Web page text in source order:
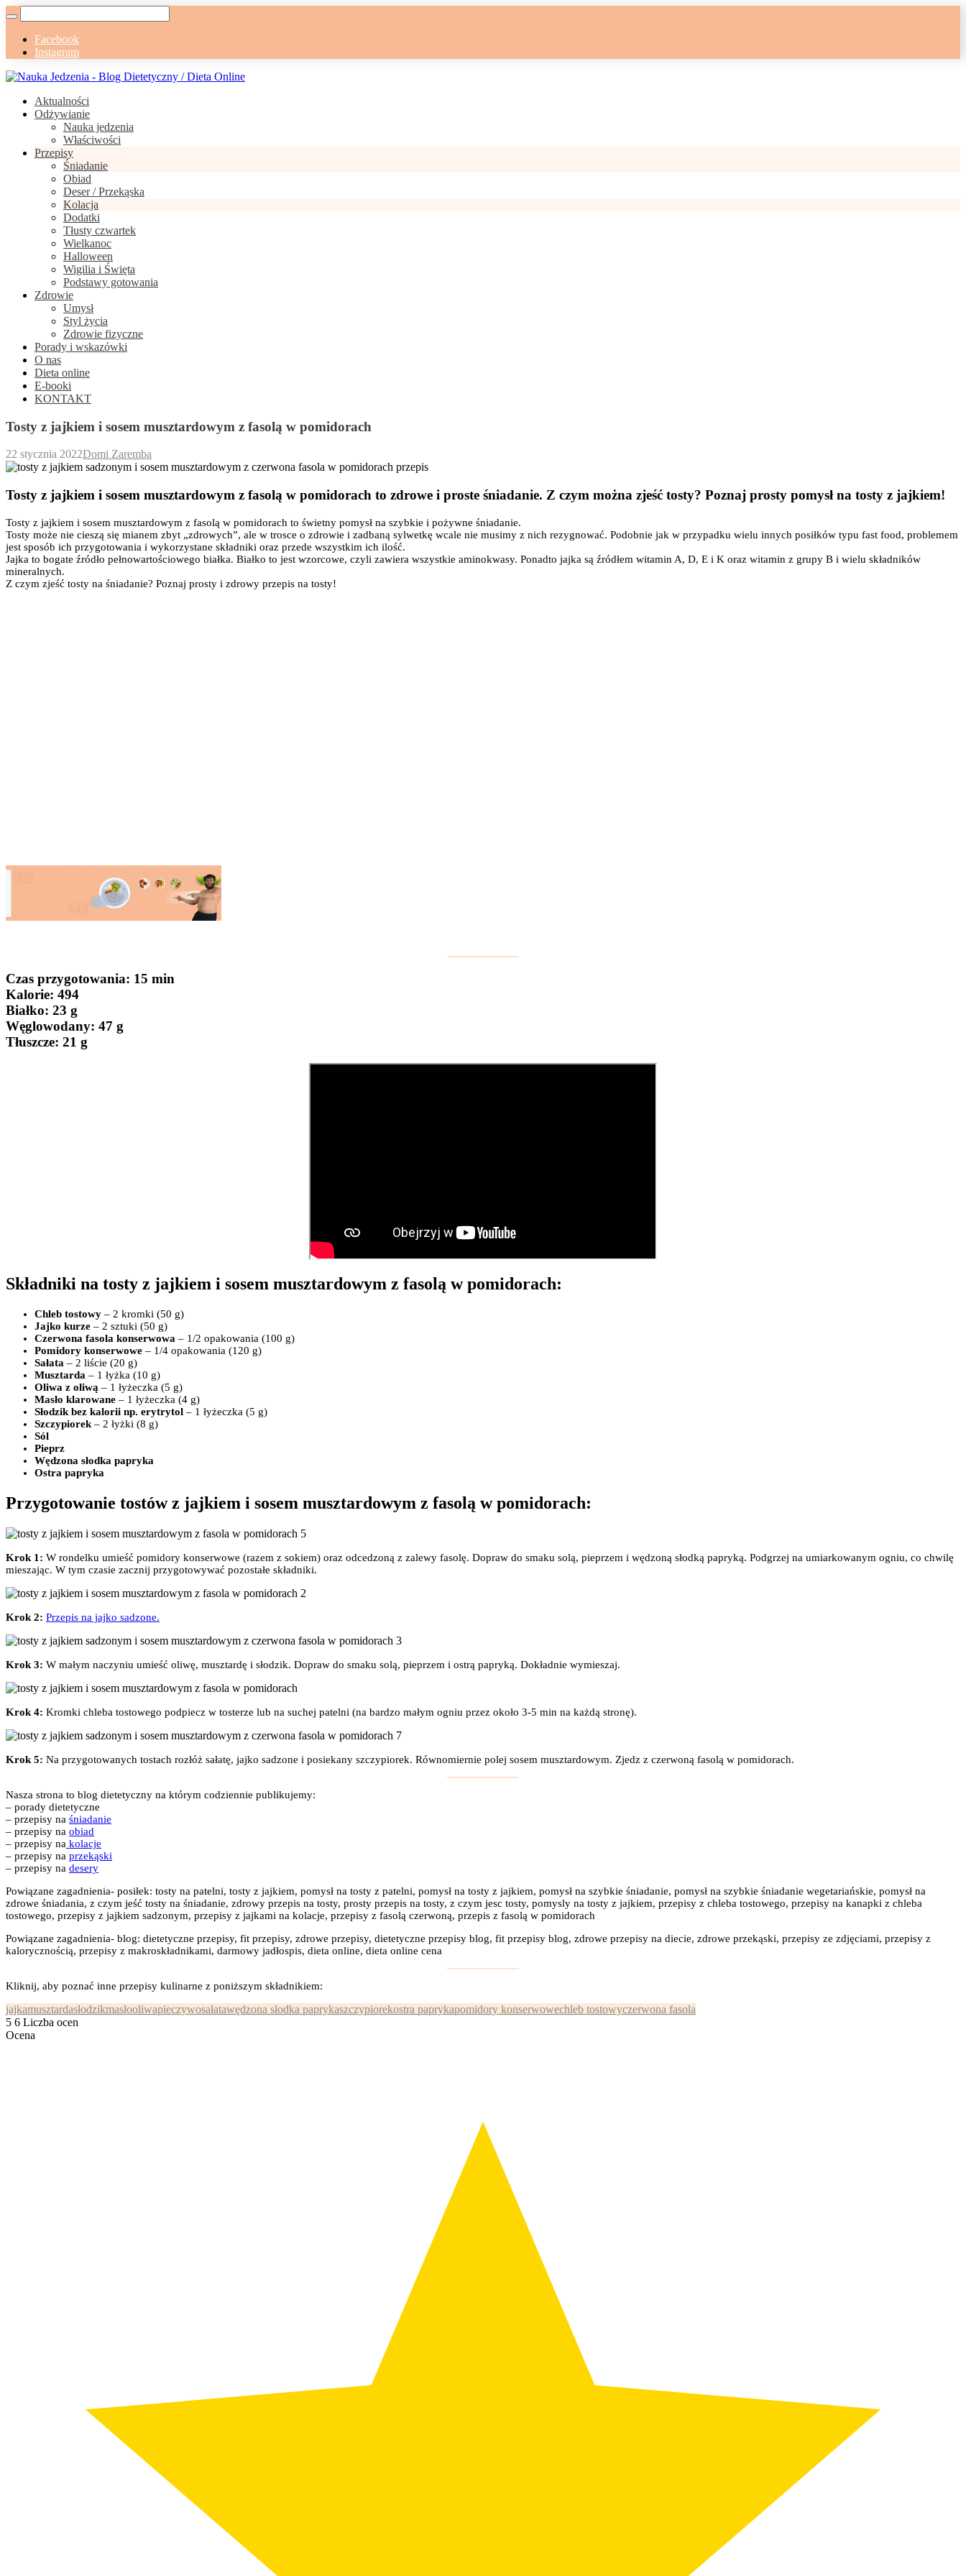
Facebook
Instagram
Aktualności
Odżywianie
Nauka jedzenia
Właściwości
Przepisy
Śniadanie
Obiad
Deser / Przekąska
Kolacja
Dodatki
Tłusty czwartek
Wielkanoc
Halloween
Wigilia i Święta
Podstawy gotowania
Zdrowie
Umysł
Styl życia
Zdrowie fizyczne
Porady i wskazówki
O nas
Dieta online
E-booki
KONTAKT
Tosty z jajkiem i sosem musztardowym z fasolą w pomidorach
22 stycznia 2022Domi Zaremba
Tosty z jajkiem i sosem musztardowym z fasolą w pomidorach to zdrowe i proste śniadanie. Z czym można zjeść tosty? Poznaj prosty pomysł na tosty z jajkiem!
Tosty z jajkiem i sosem musztardowym z fasolą w pomidorach to świetny pomysł na szybkie i pożywne śniadanie.
Tosty może nie cieszą się mianem zbyt „zdrowych”, ale w trosce o zdrowie i zadbaną sylwetkę wcale nie musimy z nich rezygnować. Podobnie jak w przypadku wielu innych posiłków typu fast food, problemem
jest sposób ich przygotowania i wykorzystane składniki oraz przede wszystkim ich ilość.
Jajka to bogate źródło pełnowartościowego białka. Białko to jest wzorcowe, czyli zawiera wszystkie aminokwasy. Ponadto jajka są źródłem witamin A, D, E i K oraz witamin z grupy B i wielu składników
mineralnych.
Z czym zjeść tosty na śniadanie? Poznaj prosty i zdrowy przepis na tosty!
Czas przygotowania: 15 min
Kalorie: 494
Białko: 23 g
Węglowodany: 47 g
Tłuszcze: 21 g
Składniki na tosty z jajkiem i sosem musztardowym z fasolą w pomidorach:
Chleb tostowy – 2 kromki (50 g)
Jajko kurze – 2 sztuki (50 g)
Czerwona fasola konserwowa – 1/2 opakowania (100 g)
Pomidory konserwowe – 1/4 opakowania (120 g)
Sałata – 2 liście (20 g)
Musztarda – 1 łyżka (10 g)
Oliwa z oliwą – 1 łyżeczka (5 g)
Masło klarowane – 1 łyżeczka (4 g)
Słodzik bez kalorii np. erytrytol – 1 łyżeczka (5 g)
Szczypiorek – 2 łyżki (8 g)
Sól
Pieprz
Wędzona słodka papryka
Ostra papryka
Przygotowanie tostów z jajkiem i sosem musztardowym z fasolą w pomidorach:
Krok 1: W rondelku umieść pomidory konserwowe (razem z sokiem) oraz odcedzoną z zalewy fasolę. Dopraw do smaku solą, pieprzem i wędzoną słodką papryką. Podgrzej na umiarkowanym ogniu, co chwilę
mieszając. W tym czasie zacznij przygotowywać pozostałe składniki.
Krok 2: Przepis na jajko sadzone.
Krok 3: W małym naczyniu umieść oliwę, musztardę i słodzik. Dopraw do smaku solą, pieprzem i ostrą papryką. Dokładnie wymieszaj.
Krok 4: Kromki chleba tostowego podpiecz w tosterze lub na suchej patelni (na bardzo małym ogniu przez około 3-5 min na każdą stronę).
Krok 5: Na przygotowanych tostach rozłóż sałatę, jajko sadzone i posiekany szczypiorek. Równomiernie polej sosem musztardowym. Zjedz z czerwoną fasolą w pomidorach.
Nasza strona to blog dietetyczny na którym codziennie publikujemy:
– porady dietetyczne
– przepisy na śniadanie
– przepisy na obiad
– przepisy na kolacje
– przepisy na przekąski
– przepisy na desery
Powiązane zagadnienia- posiłek: tosty na patelni, tosty z jajkiem, pomysł na tosty z patelni, pomysł na tosty z jajkiem, pomysł na szybkie śniadanie, pomysł na szybkie śniadanie wegetariańskie, pomysł na
zdrowe śniadania, z czym jeść tosty na śniadanie, zdrowy przepis na tosty, prosty przepis na tosty, z czym jesc tosty, pomysly na tosty z jajkiem, przepisy z chleba tostowego, przepisy na kanapki z chleba
tostowego, przepisy z jajkiem sadzonym, przepisy z jajkami na kolacje, przepisy z fasolą czerwoną, przepis z fasolą w pomidorach
Powiązane zagadnienia- blog: dietetyczne przepisy, fit przepisy, zdrowe przepisy, dietetyczne przepisy blog, fit przepisy blog, zdrowe przepisy na diecie, zdrowe przekąski, przepisy ze zdjęciami, przepisy z
kalorycznością, przepisy z makroskładnikami, darmowy jadłospis, dieta online, dieta online cena
Kliknij, aby poznać inne przepisy kulinarne z poniższym składnikiem:
jajkamusztardasłodzikmasłooliwapieczywosałatawędzona słodka paprykaszczypiorekostra paprykapomidory konserwowechleb tostowyczerwona fasola
5 6 Liczba ocen
Ocena